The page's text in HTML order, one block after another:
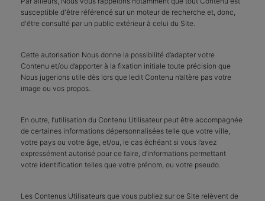
susceptible d'être référencé sur un moteur de recherche et, donc,
d'être consulté par un public extérieur à celui du Site.
Cette autorisation Nous donne la possibilité d’adapter votre
Contenu et/ou d’apporter à la fixation initiale toute précision que
Nous jugerions utile dès lors que ledit Contenu n’altère pas votre
image ou vos propos.
En outre, l’utilisation du Contenu Utilisateur peut être accompagnée
de certaines informations dépersonnalisées telle que votre ville,
votre pays ou votre âge, et/ou, le cas échéant si vous l’avez
expressément autorisé pour ce faire, d’informations permettant
votre identification telles que votre prénom, ou votre pseudo.
Les Contenus Utilisateurs que vous publiez sur ce Site relèvent de